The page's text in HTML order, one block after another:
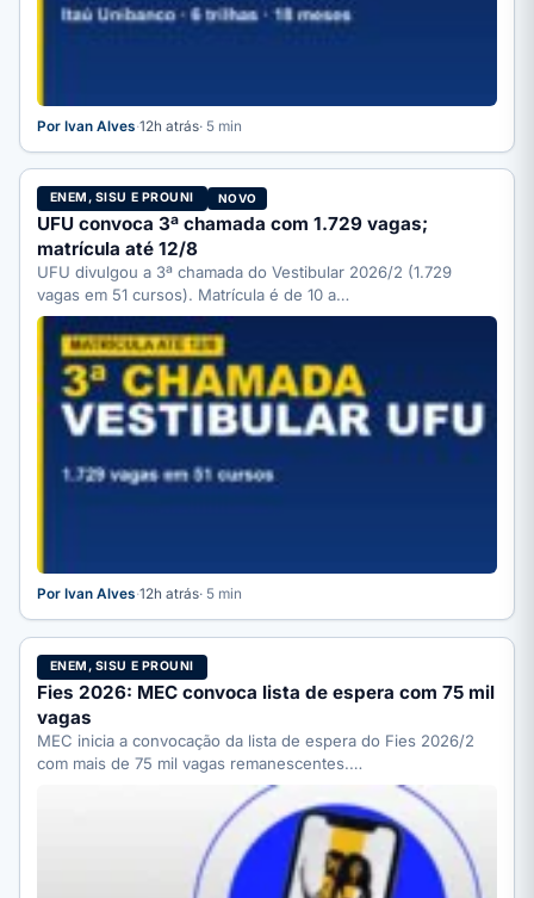
Por Ivan Alves·12h atrás· 5 min
ENEM, SISU E PROUNI NOVO
UFU convoca 3ª chamada com 1.729 vagas;
matrícula até 12/8
UFU divulgou a 3ª chamada do Vestibular 2026/2 (1.729
vagas em 51 cursos). Matrícula é de 10 a…
Por Ivan Alves·12h atrás· 5 min
ENEM, SISU E PROUNI
Fies 2026: MEC convoca lista de espera com 75 mil
vagas
MEC inicia a convocação da lista de espera do Fies 2026/2
com mais de 75 mil vagas remanescentes.…